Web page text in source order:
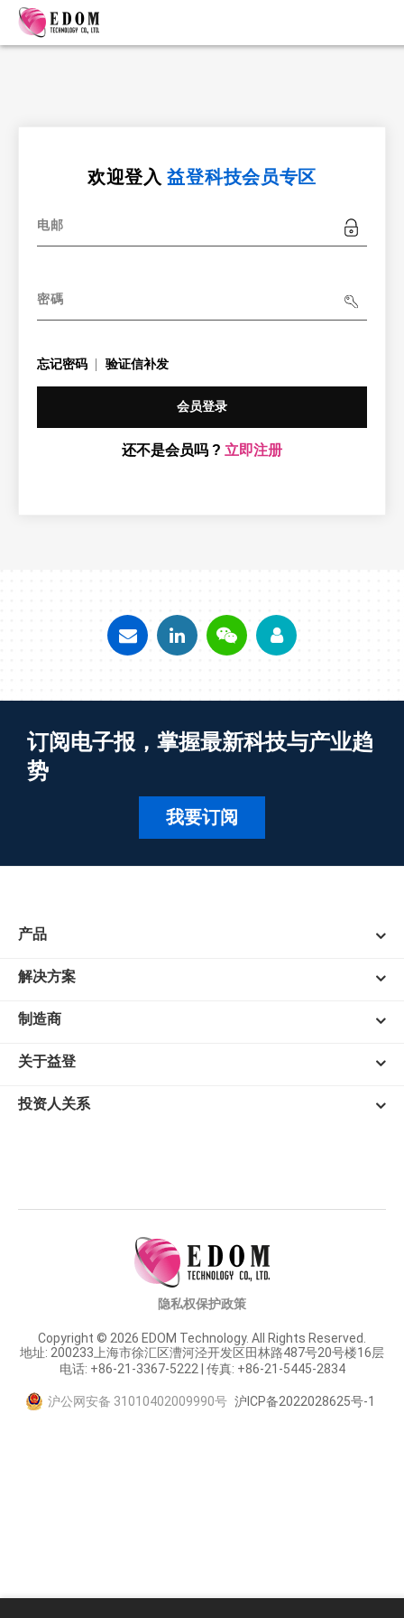
欢迎登入益登科技会员专区
电邮
密碼
忘记密码 验证信补发
会员登录
还不是会员吗 ? 立即注册
订阅电子报，掌握最新科技与产业趋
势
我要订阅
产品
解决方案
制造商
关于益登
投资人关系
Copyright © 2026 EDOM Technology. All Rights Reserved.
地址: 200233上海市徐汇区漕河泾开发区田林路487号20号楼16层
电话: +86-21-3367-5222 | 传真: +86-21-5445-2834
沪公网安备 31010402009990号 沪ICP备2022028625号-1
隐私权保护政策